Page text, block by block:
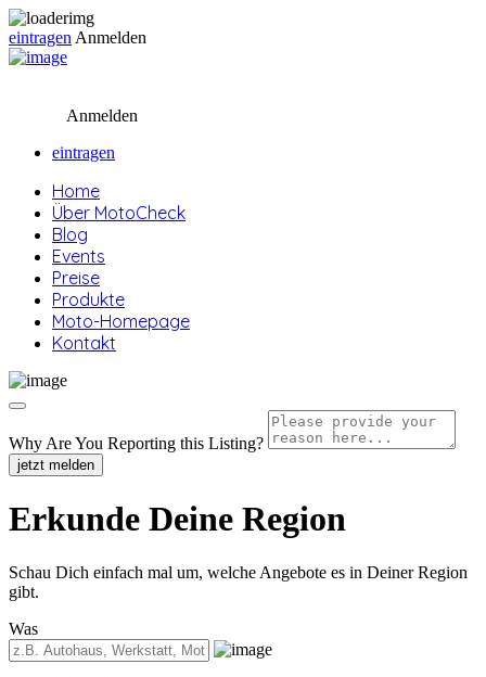
eintragen Anmelden
Anmelden
eintragen
Home
Über MotoCheck
Blog
Events
Preise
Produkte
Moto-Homepage
Kontakt
Why Are You Reporting this Listing?
jetzt melden
Erkunde Deine Region
Schau Dich einfach mal um, welche Angebote es in Deiner Region
gibt.
Was